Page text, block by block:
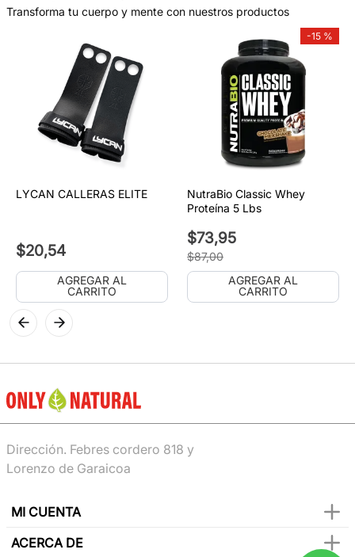
Transforma tu cuerpo y mente con nuestros productos
LYCAN CALLERAS ELITE
$20,54
AGREGAR AL
CARRITO
-15 %
NutraBio Classic Whey
Proteína 5 Lbs
$73,95
$87,00
AGREGAR AL
CARRITO
Dirección. Febres cordero 818 y
Lorenzo de Garaicoa
MI CUENTA
ACERCA DE